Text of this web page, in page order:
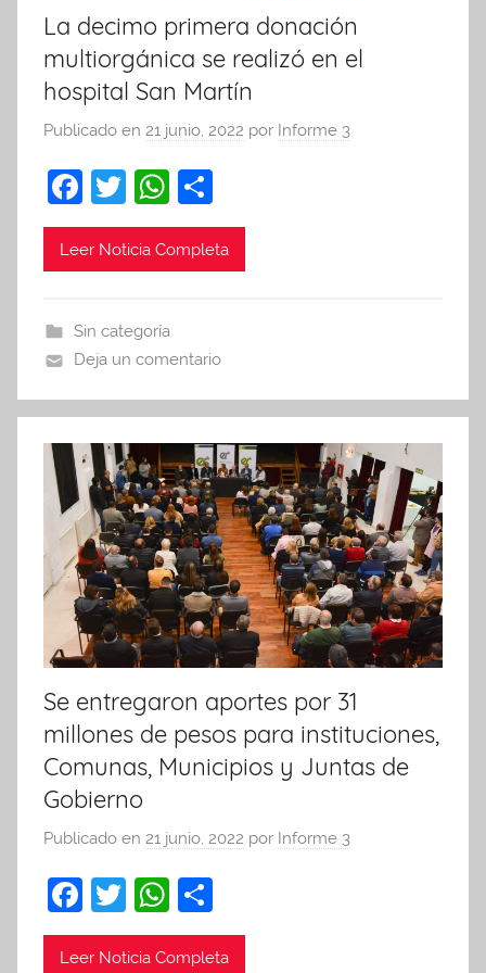
La decimo primera donación
multiorgánica se realizó en el
hospital San Martín
Publicado en 21 junio, 2022 por Informe 3
F
a
c
b
o
o
k
T
w
itt
W
h
at
A
p
p
o
m
tir
Leer Noticia Completa
Sin categoría
Deja un comentario
Se entregaron aportes por 31
millones de pesos para instituciones,
Comunas, Municipios y Juntas de
Gobierno
Publicado en 21 junio, 2022 por Informe 3
F
a
c
T
w
itt
W
h
at
o
m
Leer Noticia Completa